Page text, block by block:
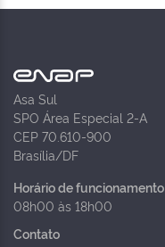
Asa Sul
SPO Área Especial 2-A
CEP 70.610-900
Brasília/DF
Horário de funcionamento
08h00 às 18h00
Contato